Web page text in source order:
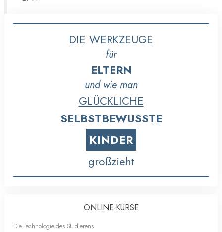
DIE WERKZEUGE
für
ELTERN
und wie man
GLÜCKLICHE
SELBSTBEWUSSTE
KINDER
großzieht
ONLINE-KURSE
Die Technologie des Studierens